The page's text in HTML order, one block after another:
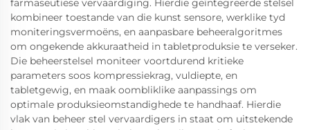
farmaseutiese vervaardiging. Hierdie geïntegreerde stelsel
kombineer toestande van die kunst sensore, werklike tyd
moniteringsvermoëns, en aanpasbare beheeralgoritmes
om ongekende akkuraatheid in tabletproduksie te verseker.
Die beheerstelsel moniteer voortdurend kritieke
parameters soos kompressiekrag, vuldiepte, en
tabletgewig, en maak oombliklike aanpassings om
optimale produksieomstandighede te handhaaf. Hierdie
vlak van beheer stel vervaardigers in staat om uitstekende